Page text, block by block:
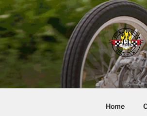
Skip
to
content
Home